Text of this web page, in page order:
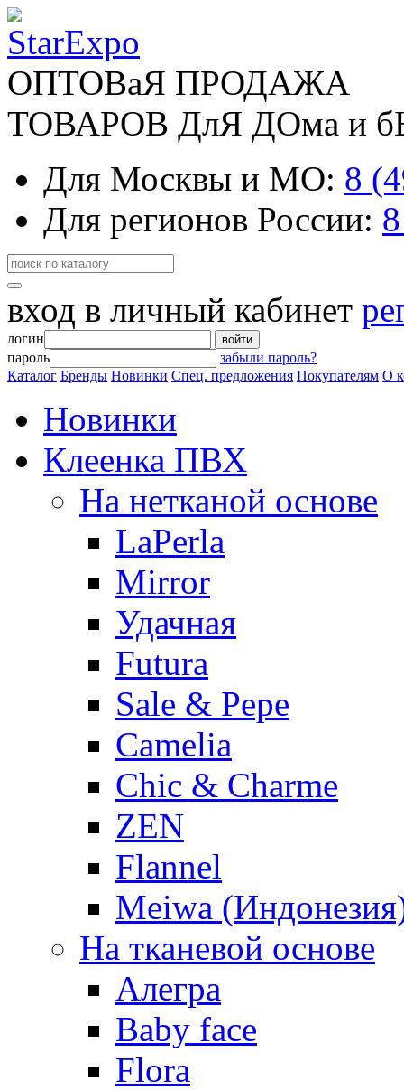
ОПТОВаЯ ПРОДАЖА
ТОВАРОВ ДлЯ ДОма и
Для Москвы и МО: 8
Для регионов России:
вход в личный кабинет
логин войти
пароль
забыли пароль?
Каталог Бренды Новинки Спец. предложения Покупателям О
Новинки
Клеенка ПВХ
На нетканой основе
LaPerla
Mirror
Удачная
Futura
Sale & Pepe
Camelia
Chic & Charme
ZEN
Flannel
Meiwa
На тканевой основе
Алегра
Baby face
Flora